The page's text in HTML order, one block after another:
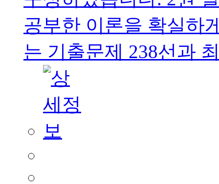
공부한 이론을 확실하
는 기출문제 238선과